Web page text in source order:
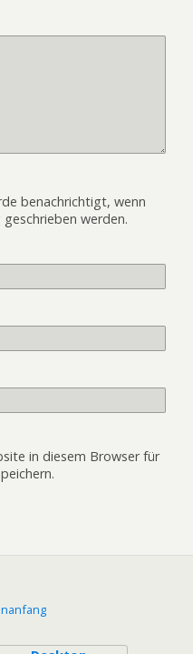
benachrichtigt, wenn
werden.
in diesem Browser für